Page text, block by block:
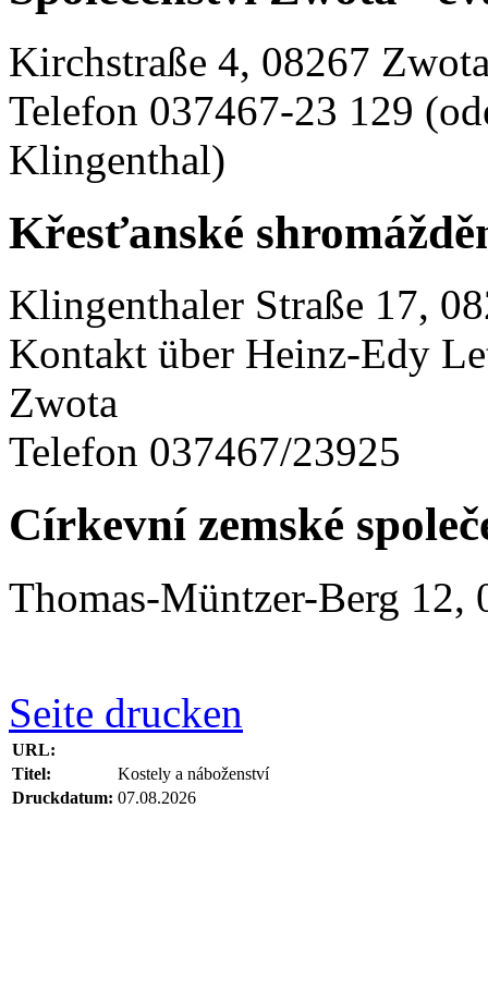
Kirchstraße 4, 08267
Telefon 037467-23 129
Klingenthal)
Křesťanské
Klingenthaler Straße 17,
Kontakt über Heinz-Edy
Zwota
Telefon 037467/23925
Církevní zemské
Thomas-Müntzer-Berg 12,
Seite drucken
URL:
Titel:
Kostely a náboženství
Druckdatum: 07.08.2026